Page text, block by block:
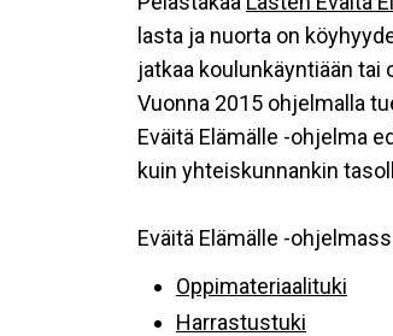
lasta ja nuorta on
jatkaa koulunkäyntiään
Vuonna 2015 ohjelmalla
Eväitä Elämälle -ohjelma
kuin yhteiskunnankin
Eväitä Elämälle -
Oppimateriaalituki
Harrastustuki